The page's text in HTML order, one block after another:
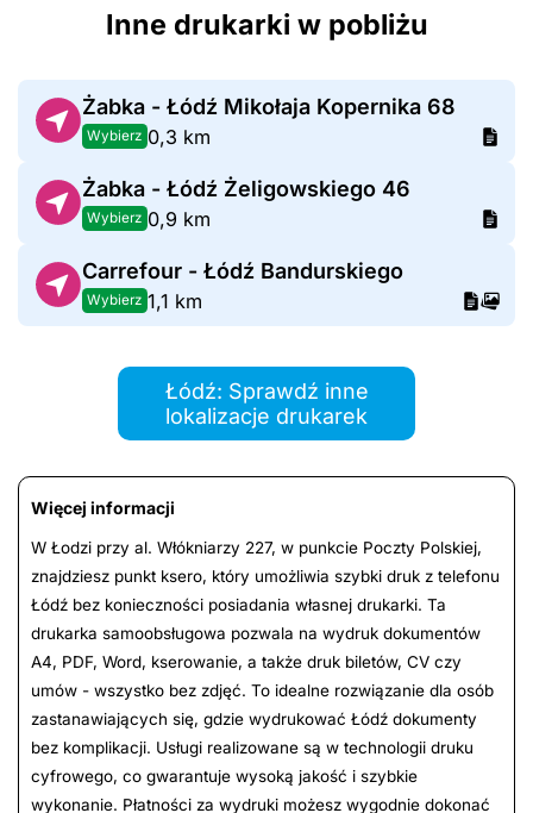
Inne drukarki w pobliżu
Żabka - Łódź Mikołaja Kopernika 68
Wybierz 0,3 km
Żabka - Łódź Żeligowskiego 46
Wybierz 0,9 km
Carrefour - Łódź Bandurskiego
Wybierz 1,1 km
Łódź: Sprawdź inne
lokalizacje drukarek
Więcej informacji
W Łodzi przy al. Włókniarzy 227, w punkcie Poczty Polskiej,
znajdziesz punkt ksero, który umożliwia szybki druk z telefonu
Łódź bez konieczności posiadania własnej drukarki. Ta
drukarka samoobsługowa pozwala na wydruk dokumentów
A4, PDF, Word, kserowanie, a także druk biletów, CV czy
umów - wszystko bez zdjęć. To idealne rozwiązanie dla osób
zastanawiających się, gdzie wydrukować Łódź dokumenty
bez komplikacji. Usługi realizowane są w technologii druku
cyfrowego, co gwarantuje wysoką jakość i szybkie
wykonanie. Płatności za wydruki możesz wygodnie dokonać